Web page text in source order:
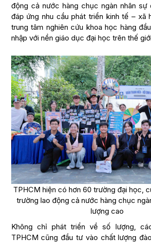
động cả nước hàng chục ngàn nhân sự
đáp ứng nhu cầu phát triển kinh tế – xã
trung tâm nghiên cứu khoa học hàng
nhập với nền giáo dục đại học trên thế
TPHCM hiện có hơn 60 trường đại học,
trường lao động cả nước hàng chục
lượng cao
Không chỉ phát triển về số lượng,
TPHCM cũng đầu tư vào chất lượng